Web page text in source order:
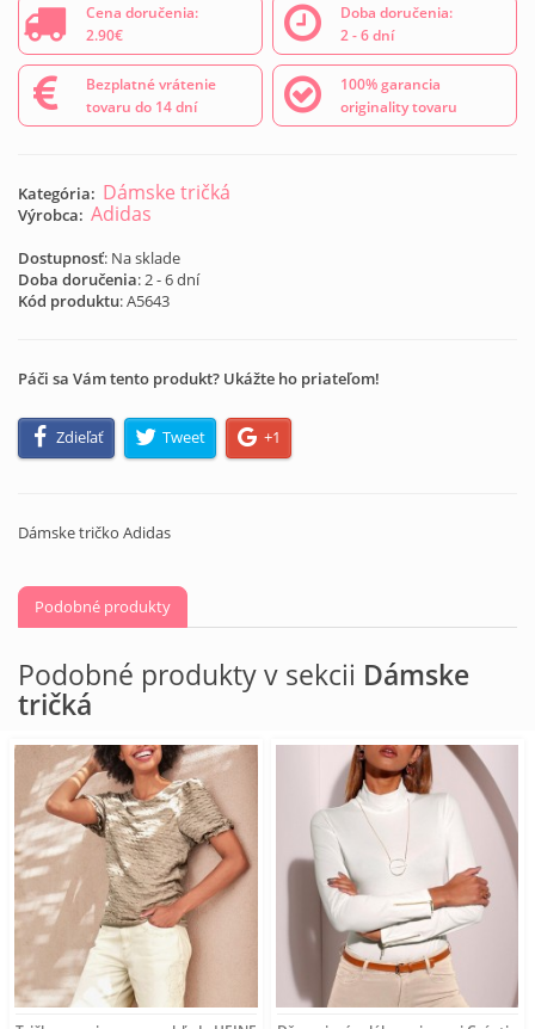
Cena doručenia:
2.90€
Doba doručenia:
2 - 6 dní
Bezplatné vrátenie
tovaru do 14 dní
100% garancia
originality tovaru
Kategória: Dámske tričká
Výrobca: Adidas
Dostupnosť: Na sklade
Doba doručenia: 2 - 6 dní
Kód produktu:A5643
Páči sa Vám tento produkt? Ukážte ho priateľom!
Zdieľať Tweet +1
Dámske tričko Adidas
Podobné produkty
Podobné produkty v sekcii Dámske
tričká